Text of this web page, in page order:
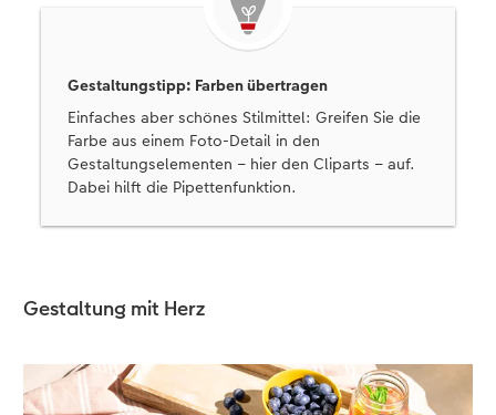
Gestaltungstipp: Farben übertragen
Einfaches aber schönes Stilmittel: Greifen Sie die
Farbe aus einem Foto-Detail in den
Gestaltungselementen – hier den Cliparts – auf.
Dabei hilft die Pipettenfunktion.
Gestaltung mit Herz